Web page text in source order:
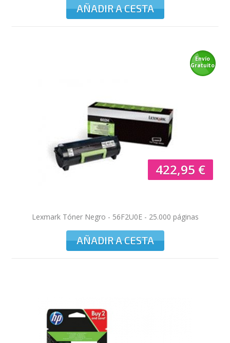
AÑADIR A CESTA
Envío
Gratuito
422,95 €
Lexmark Tóner Negro - 56F2U0E - 25.000 páginas
AÑADIR A CESTA